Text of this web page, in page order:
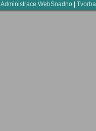
Administrace WebSnadno |